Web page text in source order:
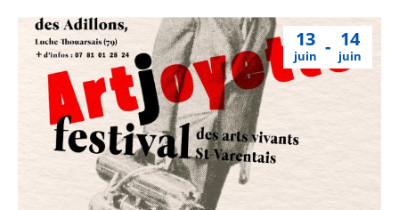
13
juin
14
juin